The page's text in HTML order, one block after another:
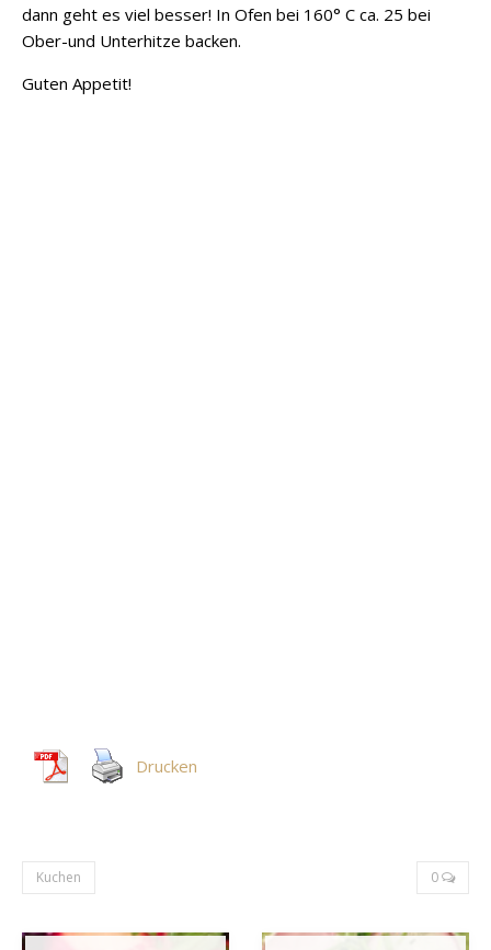
dann geht es viel besser! In Ofen bei 160° C ca. 25 bei
Ober-und Unterhitze backen.
Guten Appetit!
Drucken
Kuchen 0